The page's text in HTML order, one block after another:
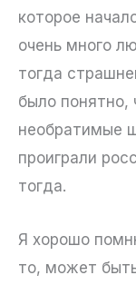
которое
очень много
тогда
было понятно,
необратимые
проиграли
тогда.
Я хорошо
то, может